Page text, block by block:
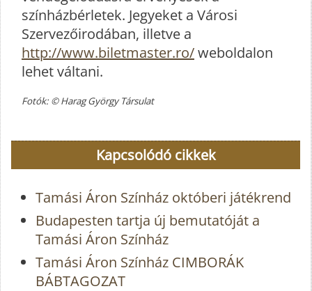
színházbérletek. Jegyeket a Városi
Szervezőirodában, illetve a
http://www.biletmaster.ro/weboldalon
lehet váltani.
Fotók: © Harag György Társulat
Kapcsolódó cikkek
Tamási Áron Színház októberi játékrend
Budapesten tartja új bemutatóját a
Tamási Áron Színház
Tamási Áron Színház CIMBORÁK
BÁBTAGOZAT